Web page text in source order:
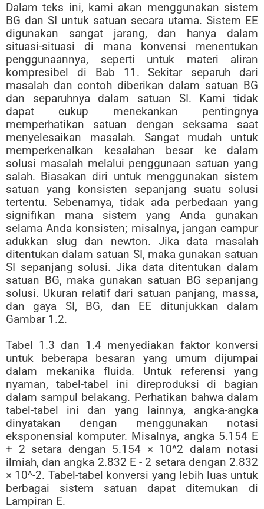
Dalam teks ini, kami akan menggunakan sistem
BG dan SI untuk satuan secara utama. Sistem EE
digunakan sangat jarang, dan hanya dalam
situasi-situasi di mana konvensi menentukan
penggunaannya, seperti untuk materi aliran
kompresibel di Bab 11. Sekitar separuh dari
masalah dan contoh diberikan dalam satuan BG
dan separuhnya dalam satuan SI. Kami tidak
dapat cukup menekankan pentingnya
memperhatikan satuan dengan seksama saat
menyelesaikan masalah. Sangat mudah untuk
memperkenalkan kesalahan besar ke dalam
solusi masalah melalui penggunaan satuan yang
salah. Biasakan diri untuk menggunakan sistem
satuan yang konsisten sepanjang suatu solusi
tertentu. Sebenarnya, tidak ada perbedaan yang
signifikan mana sistem yang Anda gunakan
selama Anda konsisten; misalnya, jangan campur
adukkan slug dan newton. Jika data masalah
ditentukan dalam satuan SI, maka gunakan satuan
SI sepanjang solusi. Jika data ditentukan dalam
satuan BG, maka gunakan satuan BG sepanjang
solusi. Ukuran relatif dari satuan panjang, massa,
dan gaya SI, BG, dan EE ditunjukkan dalam
Gambar 1.2.
Tabel 1.3 dan 1.4 menyediakan faktor konversi
untuk beberapa besaran yang umum dijumpai
dalam mekanika fluida. Untuk referensi yang
nyaman, tabel-tabel ini direproduksi di bagian
dalam sampul belakang. Perhatikan bahwa dalam
tabel-tabel ini dan yang lainnya, angka-angka
dinyatakan dengan menggunakan notasi
eksponensial komputer. Misalnya, angka 5.154 E
+ 2 setara dengan 5.154 × 10^2 dalam notasi
ilmiah, dan angka 2.832 E - 2 setara dengan 2.832
× 10^-2. Tabel-tabel konversi yang lebih luas untuk
berbagai sistem satuan dapat ditemukan di
Lampiran E.